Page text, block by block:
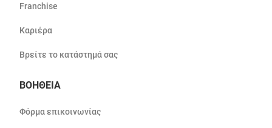
Franchise
Καριέρα
Βρείτε το κατάστημά σας
ΒΟΗΘΕΙΑ
Φόρμα επικοινωνίας